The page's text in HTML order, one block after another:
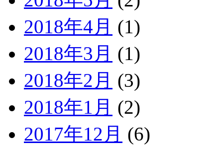
2018年4月 (1)
2018年3月 (1)
2018年2月 (3)
2018年1月 (2)
2017年12月 (6)